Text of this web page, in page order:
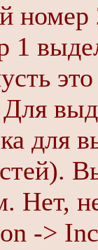
номер
1
Для
для
Нет,
->